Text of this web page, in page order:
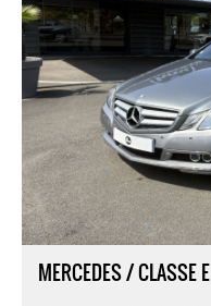
MERCEDES / CLASSE E